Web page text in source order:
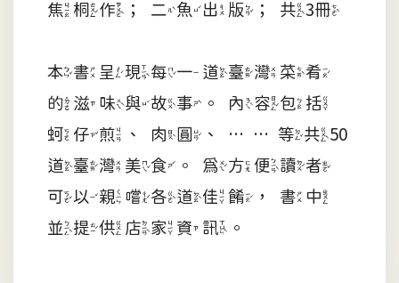
焦桐作；二魚出版；共3冊
本書呈現每一道臺灣菜肴
的滋味與故事。內容包括
蚵仔煎、肉圓、……等共50
道臺灣美食。為方便讀者
可以親嚐各道佳餚，書中
並提供店家資訊。